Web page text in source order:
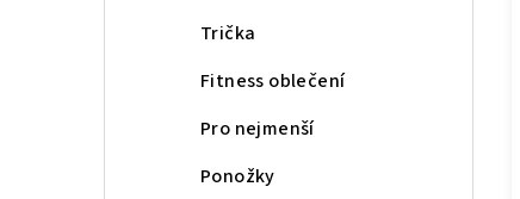
Trička
Fitness oblečení
Pro nejmenší
Ponožky